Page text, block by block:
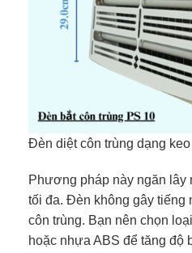
Đèn diệt côn trùng dạng
Phương pháp này ngăn lây
tối đa. Đèn không gây tiếng
côn trùng. Bạn nên chọn
hoặc nhựa ABS để tăng độ